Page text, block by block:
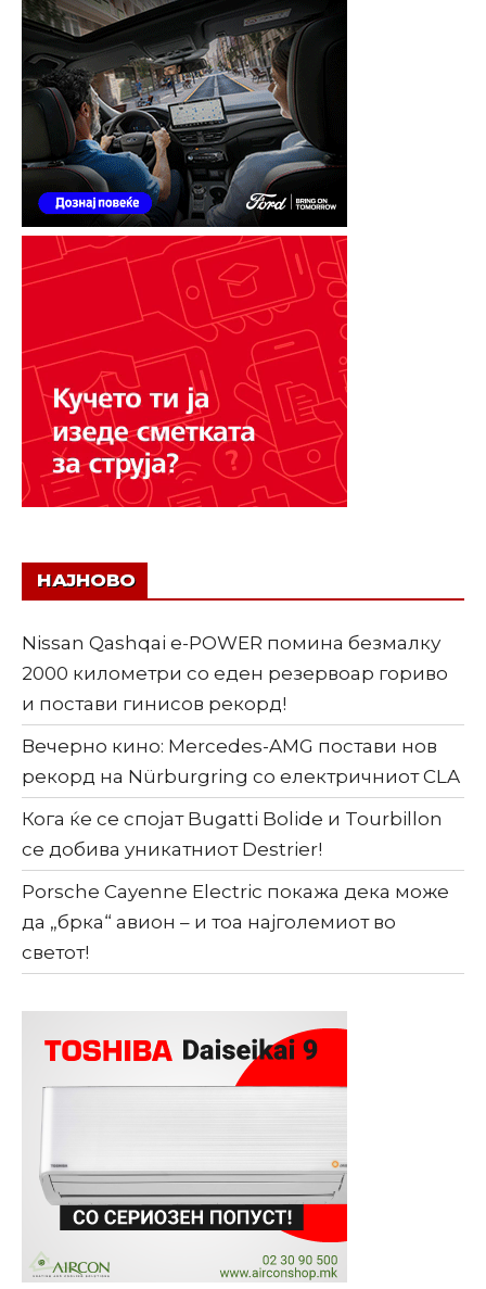
НАЈНОВО
Nissan Qashqai e-POWER помина безмалку
2000 километри со еден резервоар гориво
и постави гинисов рекорд!
Вечерно кино: Mercedes-AMG постави нов
рекорд на Nürburgring со електричниот CLA
Кога ќе се спојат Bugatti Bolide и Tourbillon
се добива уникатниот Destrier!
Porsche Cayenne Electric покажа дека може
да „брка“ авион – и тоа најголемиот во
светот!